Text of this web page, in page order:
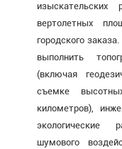
вертолетных
городского
выполнить
(включая
съемке
километров),
экологические
шумового